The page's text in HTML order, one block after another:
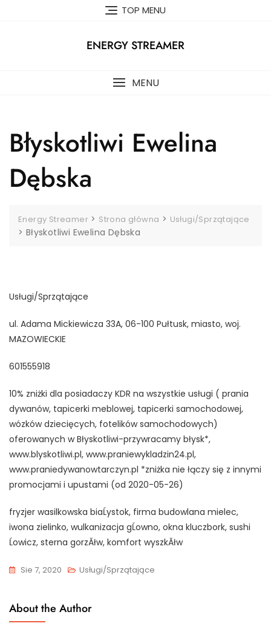
TOP MENU
ENERGY STREAMER
MENU
Błyskotliwi Ewelina
Dębska
Energy Streamer > Strona główna > Usługi/Sprzątające
> Błyskotliwi Ewelina Dębska
Usługi/Sprzątające
ul. Adama Mickiewicza 33A, 06-100 Pułtusk, miasto, woj.
MAZOWIECKIE
601555918
10% zniżki dla posiadaczy KDR na wszystkie usługi ( prania
dywanów, tapicerki meblowej, tapicerki samochodowej,
wózków dziecięcych, fotelików samochodowych)
oferowanych w Błyskotliwi-przywracamy błysk*,
www.blyskotliwi.pl, www.praniewykladzin24.pl,
www.praniedywanowtarczyn.pl *zniżka nie łączy się z innymi
promocjami i upustami (od 2020-05-26)
fryzjer wasilkowska biaĹystok, firma budowlana mielec,
iwona zielinko, wulkanizacja gĹowno, okna kluczbork, sushi
Ĺowicz, sterna gorzĂłw, komfort wyszkĂłw
Sie 7, 2020 Usługi/Sprzątające
About the Author